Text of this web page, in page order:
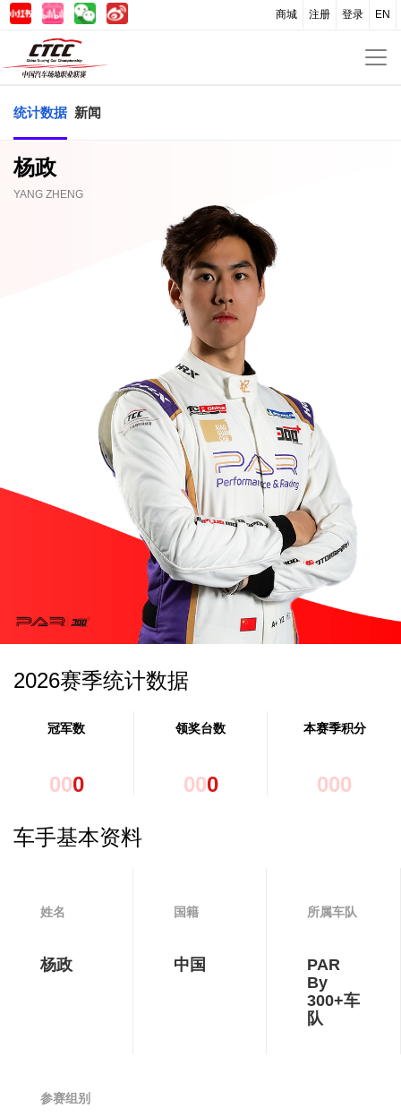
EN
登录
注册
商城
统计数据 新闻
杨政
YANG ZHENG
2026赛季统计数据
冠军数
000
领奖台数
000
本赛季积分
000
车手基本资料
姓名
杨政
国籍
中国
所属车队
PAR
By
300+车
队
参赛组别